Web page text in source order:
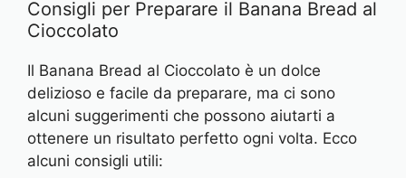
Consigli per Preparare il Banana Bread al
Cioccolato
Il Banana Bread al Cioccolato è un dolce
delizioso e facile da preparare, ma ci sono
alcuni suggerimenti che possono aiutarti a
ottenere un risultato perfetto ogni volta. Ecco
alcuni consigli utili: